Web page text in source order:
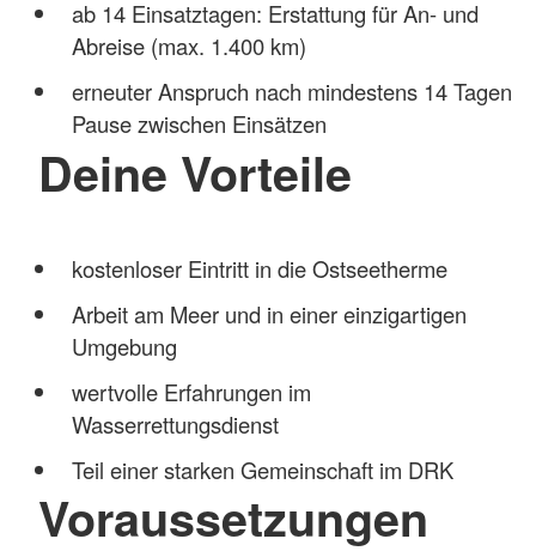
ab 14 Einsatztagen: Erstattung für An- und
Abreise (max. 1.400 km)
erneuter Anspruch nach mindestens 14 Tagen
Pause zwischen Einsätzen
Deine Vorteile
kostenloser Eintritt in die Ostseetherme
Arbeit am Meer und in einer einzigartigen
Umgebung
wertvolle Erfahrungen im
Wasserrettungsdienst
Teil einer starken Gemeinschaft im DRK
Voraussetzungen